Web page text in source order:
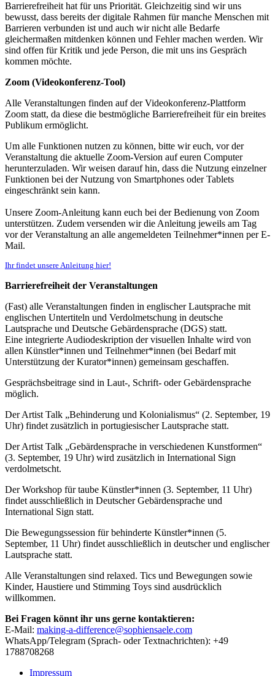
Barrierefreiheit hat für uns Priorität. Gleichzeitig sind wir uns
bewusst, dass bereits der digitale Rahmen für manche Menschen mit
Barrieren verbunden ist und auch wir nicht alle Bedarfe
gleichermaßen mitdenken können und Fehler machen werden. Wir
sind offen für Kritik und jede Person, die mit uns ins Gespräch
kommen möchte.
Zoom (Videokonferenz-Tool)
Alle Veranstaltungen finden auf der Videokonferenz-Plattform
Zoom statt, da diese die bestmögliche Barrierefreiheit für ein breites
Publikum ermöglicht.
Um alle Funktionen nutzen zu können, bitte wir euch, vor der
Veranstaltung die aktuelle Zoom-Version auf euren Computer
herunterzuladen. Wir weisen darauf hin, dass die Nutzung einzelner
Funktionen bei der Nutzung von Smartphones oder Tablets
eingeschränkt sein kann.
Unsere Zoom-Anleitung kann euch bei der Bedienung von Zoom
unterstützen. Zudem versenden wir die Anleitung jeweils am Tag
vor der Veranstaltung an alle angemeldeten Teilnehmer*innen per E-
Mail.
Ihr findet unsere Anleitung hier!
Barrierefreiheit der Veranstaltungen
(Fast) alle Veranstaltungen finden in englischer Lautsprache mit
englischen Untertiteln und Verdolmetschung in deutsche
Lautsprache und Deutsche Gebärdensprache (DGS) statt.
Eine integrierte Audiodeskription der visuellen Inhalte wird von
allen Künstler*innen und Teilnehmer*innen (bei Bedarf mit
Unterstützung der Kurator*innen) gemeinsam geschaffen.
Gesprächsbeitrage sind in Laut-, Schrift- oder Gebärdensprache
möglich.
Der Artist Talk „Behinderung und Kolonialismus“ (2. September, 19
Uhr) findet zusätzlich in portugiesischer Lautsprache statt.
Der Artist Talk „Gebärdensprache in verschiedenen Kunstformen“
(3. September, 19 Uhr) wird zusätzlich in International Sign
verdolmetscht.
Der Workshop für taube Künstler*innen (3. September, 11 Uhr)
findet ausschließlich in Deutscher Gebärdensprache und
International Sign statt.
Die Bewegungssession für behinderte Künstler*innen (5.
September, 11 Uhr) findet ausschließlich in deutscher und englischer
Lautsprache statt.
Alle Veranstaltungen sind relaxed. Tics und Bewegungen sowie
Kinder, Haustiere und Stimming Toys sind ausdrücklich
willkommen.
Bei Fragen könnt ihr uns gerne kontaktieren:
E-Mail: making-a-difference@sophiensaele.com
WhatsApp/Telegram (Sprach- oder Textnachrichten): +49
1788708268
Impressum